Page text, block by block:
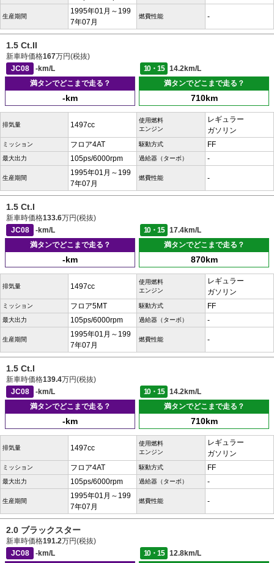
生産期間
1995年01月～199
7年07月
燃費性能 -
1.5 Ct.II
新車時価格167万円(税抜)
JC08
-km/L 10・15
14.2km/L
満タンでどこまで走る？
-km
満タンでどこまで走る？
710km
排気量 1497cc
使用燃料
エンジン
レギュラー
ガソリン
ミッション フロア4AT 駆動方式 FF
最大出力 105ps/6000rpm 過給器（ターボ） -
生産期間
1995年01月～199
7年07月
燃費性能 -
1.5 Ct.I
新車時価格133.6万円(税抜)
JC08
-km/L 10・15
17.4km/L
満タンでどこまで走る？
-km
満タンでどこまで走る？
870km
排気量 1497cc
使用燃料
エンジン
レギュラー
ガソリン
ミッション フロア5MT 駆動方式 FF
最大出力 105ps/6000rpm 過給器（ターボ） -
生産期間
1995年01月～199
7年07月
燃費性能 -
1.5 Ct.I
新車時価格139.4万円(税抜)
JC08
-km/L 10・15
14.2km/L
満タンでどこまで走る？
-km
満タンでどこまで走る？
710km
排気量 1497cc
使用燃料
エンジン
レギュラー
ガソリン
ミッション フロア4AT 駆動方式 FF
最大出力 105ps/6000rpm 過給器（ターボ） -
生産期間
1995年01月～199
7年07月
燃費性能 -
2.0 ブラックスター
新車時価格191.2万円(税抜)
JC08
-km/L 10・15
12.8km/L